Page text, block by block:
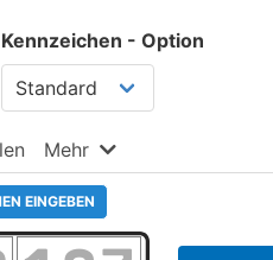
Kennzeichen - Option
Mehr
EINGEBEN